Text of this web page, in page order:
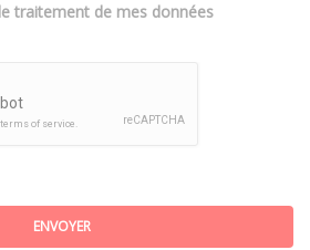
traitement de mes données
ENVOYER